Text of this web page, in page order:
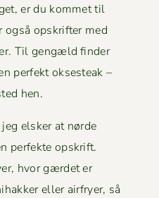
er du kom­met til
også opskrifter med
Til gengæld find­er
per­fekt okses­teak –
hen.
elsker at nørde
per­fek­te opskrift.
hvor gærdet er
eller air­fry­er, så